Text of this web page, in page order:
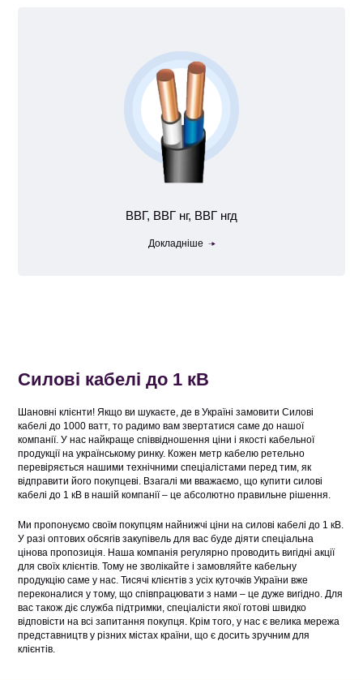
ВВГ, ВВГ нг, ВВГ нгд
Докладніше
Силові кабелі до 1 кВ
Шановні клієнти! Якщо ви шукаєте, де в Україні замовити Силові
кабелі до 1000 ватт, то радимо вам звертатися саме до нашої
компанії. У нас найкраще співвідношення ціни і якості кабельної
продукції на українському ринку. Кожен метр кабелю ретельно
перевіряється нашими технічними спеціалістами перед тим, як
відправити його покупцеві. Взагалі ми вважаємо, що купити силові
кабелі до 1 кВ в нашій компанії – це абсолютно правильне рішення.
Ми пропонуємо своїм покупцям найнижчі ціни на силові кабелі до 1 кВ.
У разі оптових обсягів закупівель для вас буде діяти спеціальна
цінова пропозиція. Наша компанія регулярно проводить вигідні акції
для своїх клієнтів. Тому не зволікайте і замовляйте кабельну
продукцію саме у нас. Тисячі клієнтів з усіх куточків України вже
переконалися у тому, що співпрацювати з нами – це дуже вигідно. Для
вас також діє служба підтримки, спеціалісти якої готові швидко
відповісти на всі запитання покупця. Крім того, у нас є велика мережа
представництв у різних містах країни, що є досить зручним для
клієнтів.